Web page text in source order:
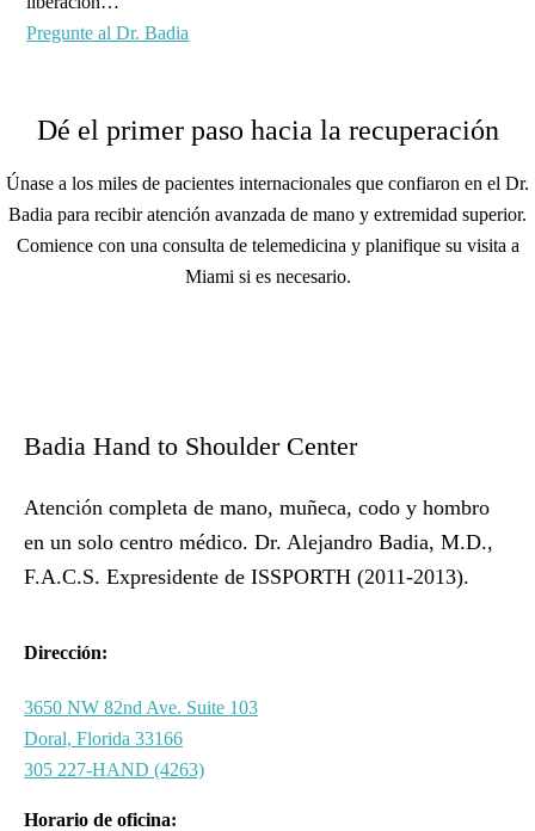
Pregunte al Dr. Badia
Dé el primer paso hacia la recuperación
Únase a los miles de pacientes internacionales que confiaron en el Dr.
Badia para recibir atención avanzada de mano y extremidad superior.
Comience con una consulta de telemedicina y planifique su visita a
Miami si es necesario.
Badia Hand to Shoulder Center
Atención completa de mano, muñeca, codo y hombro
en un solo centro médico. Dr. Alejandro Badia, M.D.,
F.A.C.S. Expresidente de ISSPORTH (2011-2013).
Dirección:
3650 NW 82nd Ave. Suite 103
Doral, Florida 33166
305 227-HAND (4263)
Horario de oficina: